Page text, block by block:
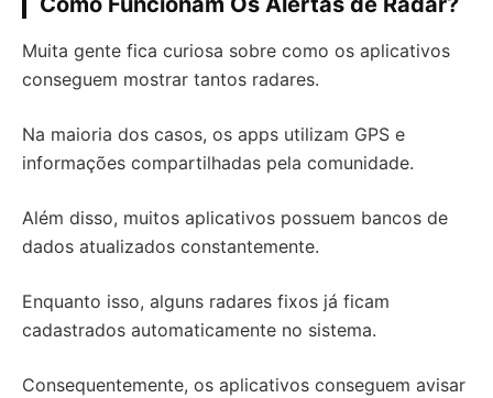
Muita gente fica curiosa sobre como os aplicativos
conseguem mostrar tantos radares.
Na maioria dos casos, os apps utilizam GPS e
informações compartilhadas pela comunidade.
Além disso, muitos aplicativos possuem bancos de
dados atualizados constantemente.
Enquanto isso, alguns radares fixos já ficam
cadastrados automaticamente no sistema.
Consequentemente, os aplicativos conseguem avisar